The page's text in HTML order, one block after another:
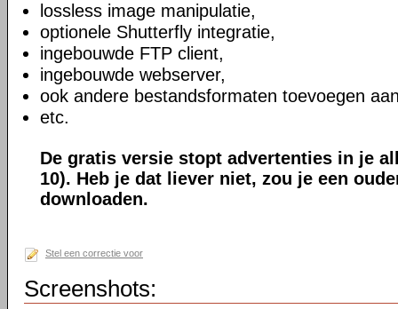
lossless image manipulatie,
optionele Shutterfly integratie,
ingebouwde FTP client,
ingebouwde webserver,
ook andere bestandsformaten toevoegen
etc.
De gratis versie stopt advertenties in je
10). Heb je dat liever niet, zou je een
downloaden.
Stel een correctie voor
Screenshots: